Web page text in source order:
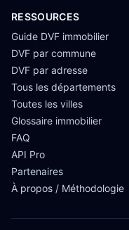
RESSOURCES
Guide DVF immobilier
DVF par commune
DVF par adresse
Tous les départements
Toutes les villes
Glossaire immobilier
FAQ
API Pro
Partenaires
À propos / Méthodologie